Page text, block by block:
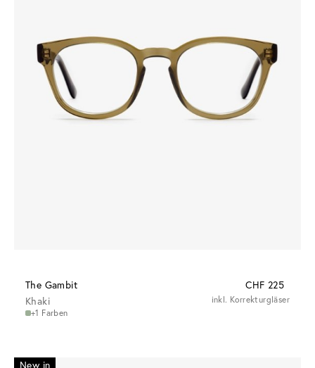
The Gambit
CHF 225
Khaki
+1 Farben
inkl. Korrekturgläser
New in